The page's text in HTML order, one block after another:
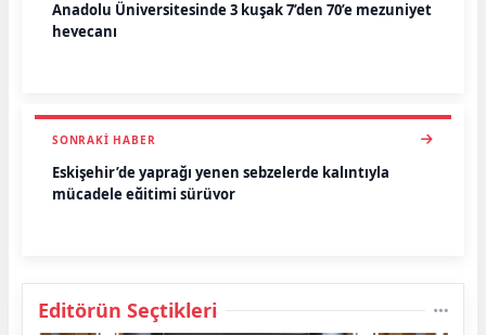
Anadolu Üniversitesinde 3 kuşak 7’den 70’e mezuniyet
heyecanı
SONRAKI HABER
Eskişehir’de yaprağı yenen sebzelerde kalıntıyla
mücadele eğitimi sürüyor
Editörün Seçtikleri